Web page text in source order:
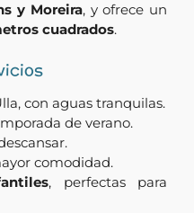
y Moreira, y ofrece un
cuadrados.
con aguas tranquilas.
de verano.
comodidad.
, perfectas para